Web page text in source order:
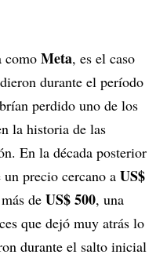
como Meta, es el caso
durante el período
perdido uno de los
la historia de las
En la década posterior
precio cercano a US$
de US$ 500, una
que dejó muy atrás lo
durante el salto inicial